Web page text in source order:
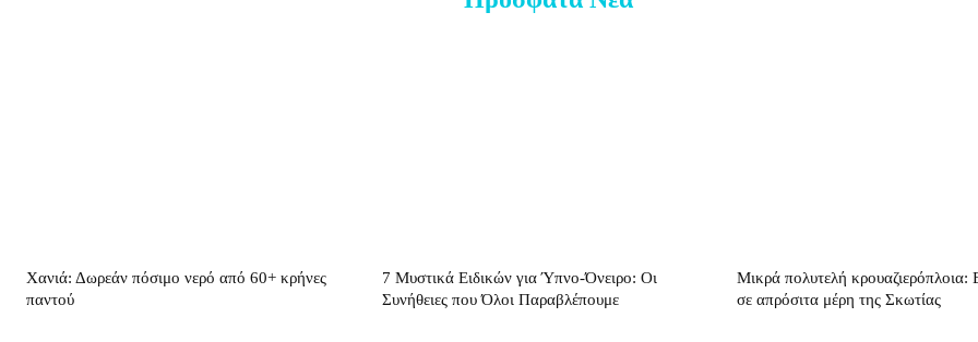
Χανιά: Δωρεάν πόσιμο νερό από 60+ κρήνες
παντού
7 Μυστικά Ειδικών για Ύπνο-Όνειρο: Οι
Συνήθειες που Όλοι Παραβλέπουμε
Μικρά πολυτελή κρουαζιερόπλοια:
σε απρόσιτα μέρη της Σκωτίας